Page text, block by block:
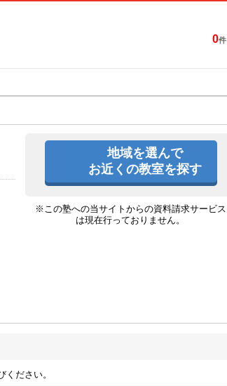
0件
地域を選んで
お近くの教室を探す
※この塾への当サイトからの資料請求サービス
は現在行っておりません。
ださい。